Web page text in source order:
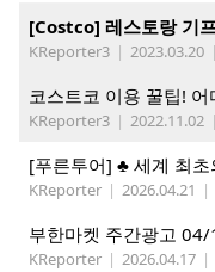
[Costco] 레스토랑 기
KReporter3 | 2023.03.20 |
코스트코 이용 꿀팁!
KReporter3 | 2022.11.02 |
[푸른투어] ♣ 세계 최
KReporter | 2026.04.21 |
부한마켓 주간광고
KReporter | 2026.04.17 |